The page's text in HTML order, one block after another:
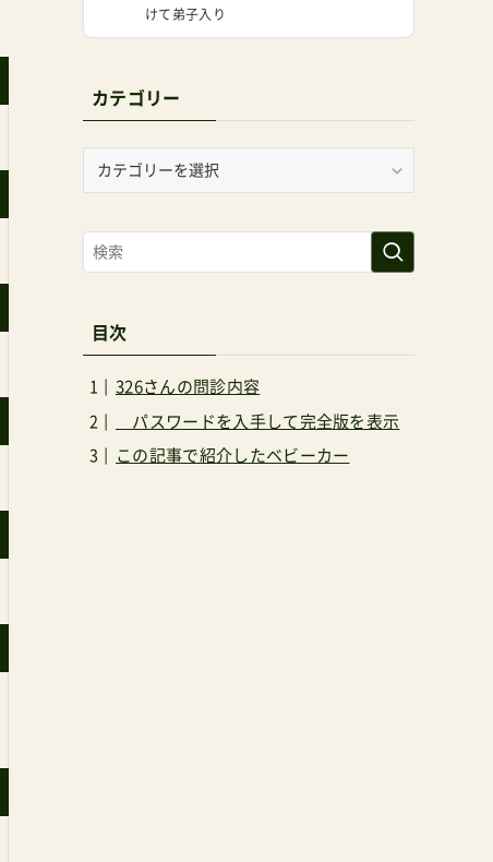
けて弟子入り
カテゴリー
リ
ー
目次
326さんの問診内容
パスワードを入手して完全版を表示
この記事で紹介したベビーカー